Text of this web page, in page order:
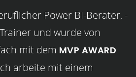
Power BI-Berater, -
und wurde von
mit dem MVP AWARD
arbeite mit einem